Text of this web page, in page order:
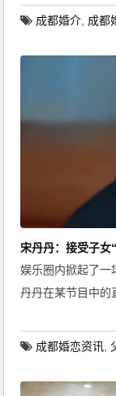
成都婚介 成都
娱乐圈内掀起了一
丹丹在某节目中的
成都婚恋资讯